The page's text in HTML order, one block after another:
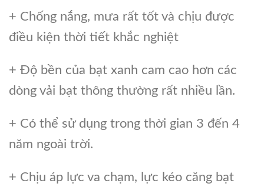
+ Chống nắng, mưa rất tốt và chịu được
điều kiện thời tiết khắc nghiệt
+ Độ bền của bạt xanh cam cao hơn các
dòng vải bạt thông thường rất nhiều lần.
+ Có thể sử dụng trong thời gian 3 đến 4
năm ngoài trời.
+ Chịu áp lực va chạm, lực kéo căng bạt